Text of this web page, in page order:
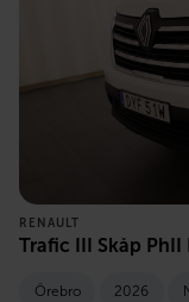
RENAULT
Trafic III Skåp PhII
Örebro 2026